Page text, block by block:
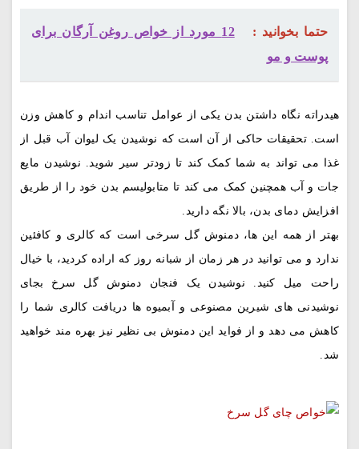
حتما بخوانید :
12 مورد از خواص روغن آرگان برای
پوست و مو
هیدراته نگاه داشتن بدن یکی از عوامل تناسب اندام و کاهش وزن
است. تحقیقات حاکی از آن است که نوشیدن یک لیوان آب قبل از
غذا می تواند به شما کمک کند تا زودتر سیر شوید. نوشیدن مایع
جات و آب همچنین کمک می کند تا متابولیسم بدن خود را از طریق
افزایش دمای بدن، بالا نگه دارید.
بهتر از همه این ها، دمنوش گل سرخی است که کالری و کافئین
ندارد و می توانید در هر زمان از شبانه روز که اراده کردید، با خیال
راحت میل کنید. نوشیدن یک فنجان دمنوش گل سرخ بجای
نوشیدنی های شیرین مصنوعی و آبمیوه ها دریافت کالری شما را
کاهش می دهد و از فواید این دمنوش بی نظیر نیز بهره مند خواهید
شد.